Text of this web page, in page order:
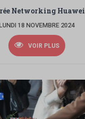
Networking Huawei
18 NOVEMBRE 2024
VOIR PLUS